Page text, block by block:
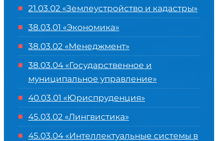
21.03.02 «Землеустройство и кадастры»
38.03.01 «Экономика»
38.03.02 «Менеджмент»
38.03.04 «Государственное и
муниципальное управление»
40.03.01 «Юриспруденция»
45.03.02 «Лингвистика»
45.03.04 «Интеллектуальные системы в